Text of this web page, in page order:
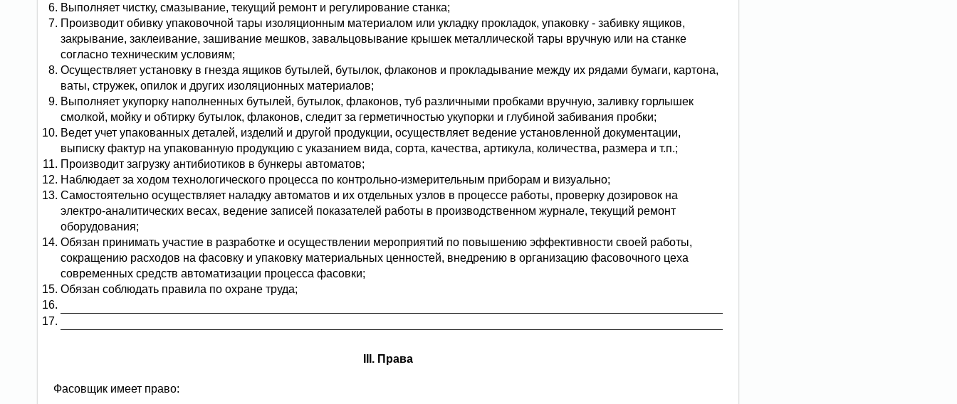
Выполняет чистку, смазывание, текущий ремонт и регулирование станка;
Производит обивку упаковочной тары изоляционным материалом или укладку прокладок, упаковку - забивку ящиков,
закрывание, заклеивание, зашивание мешков, завальцовывание крышек металлической тары вручную или на станке
согласно техническим условиям;
Осуществляет установку в гнезда ящиков бутылей, бутылок, флаконов и прокладывание между их рядами бумаги, картона,
ваты, стружек, опилок и других изоляционных материалов;
Выполняет укупорку наполненных бутылей, бутылок, флаконов, туб различными пробками вручную, заливку горлышек
смолкой, мойку и обтирку бутылок, флаконов, следит за герметичностью укупорки и глубиной забивания пробки;
Ведет учет упакованных деталей, изделий и другой продукции, осуществляет ведение установленной документации,
выписку фактур на упакованную продукцию с указанием вида, сорта, качества, артикула, количества, размера и т.п.;
Производит загрузку антибиотиков в бункеры автоматов;
Наблюдает за ходом технологического процесса по контрольно-измерительным приборам и визуально;
Самостоятельно осуществляет наладку автоматов и их отдельных узлов в процессе работы, проверку дозировок на
электро-аналитических весах, ведение записей показателей работы в производственном журнале, текущий ремонт
оборудования;
Обязан принимать участие в разработке и осуществлении мероприятий по повышению эффективности своей работы,
сокращению расходов на фасовку и упаковку материальных ценностей, внедрению в организацию фасовочного цеха
современных средств автоматизации процесса фасовки;
Обязан соблюдать правила по охране труда;
III. Права
Фасовщик имеет право: